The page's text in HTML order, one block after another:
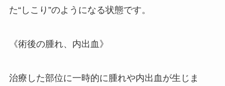
た“しこり”のようになる状態です。
《術後の腫れ、内出血》
治療した部位に一時的に腫れや内出血が生じま